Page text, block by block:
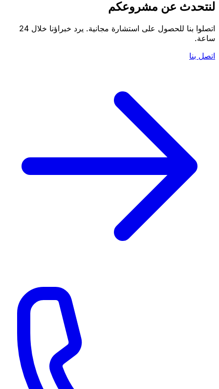
لنتحدث عن مشروعكم
اتصلوا بنا للحصول على استشارة مجانية. يرد خبراؤنا خلال 24
ساعة.
اتصل بنا